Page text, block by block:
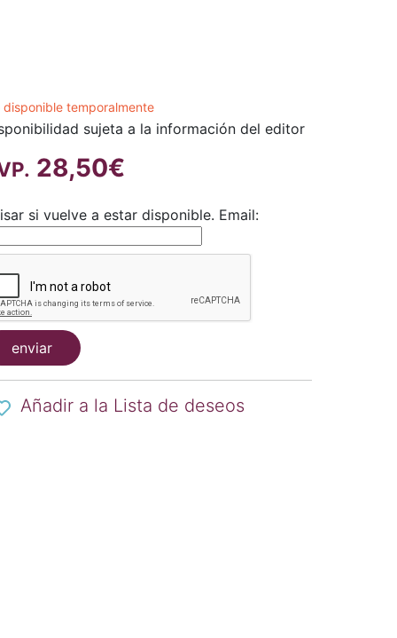
disponible temporalmente
sujeta a la información del editor
28,50€
si vuelve a estar disponible. Email:
enviar
Añadir a la Lista de deseos